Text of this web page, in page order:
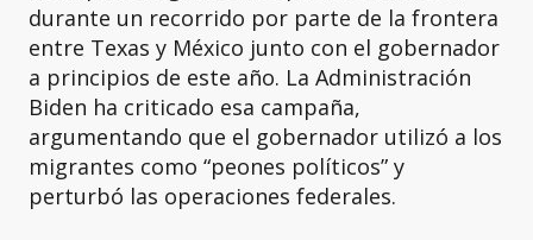
durante un recorrido por parte de la frontera
entre Texas y México junto con el gobernador
a principios de este año. La Administración
Biden ha criticado esa campaña,
argumentando que el gobernador utilizó a los
migrantes como “peones políticos” y
perturbó las operaciones federales.